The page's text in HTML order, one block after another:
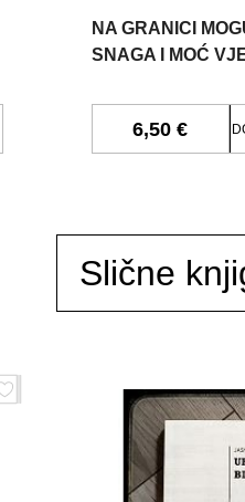
NA GRANICI
SNAGA I MOĆ
6,50 €
Slične